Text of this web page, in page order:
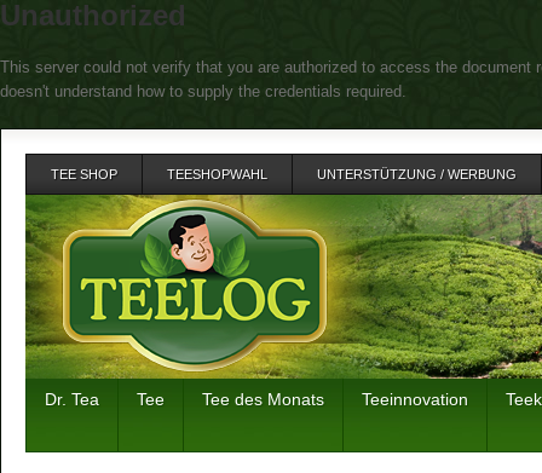
Unauthorized
This server could not verify that you are authorized to access the
doesn't understand how to supply the credentials required.
TEE SHOP TEESHOPWAHL UNTERSTÜTZUNG / WERBUNG
Dr. Tea Tee Tee des Monats Teeinnovation